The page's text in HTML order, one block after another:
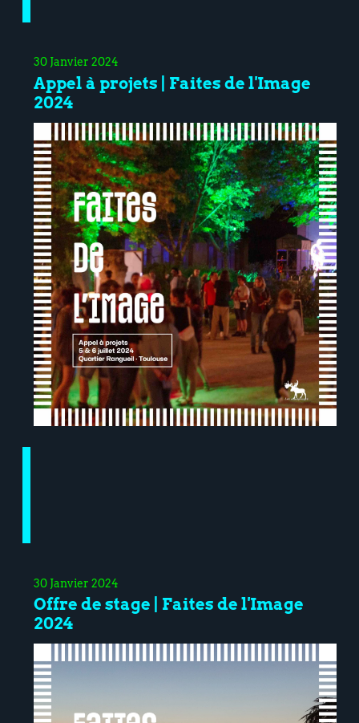
30 Janvier 2024
Appel à projets | Faites de l'Image
2024
30 Janvier 2024
Offre de stage | Faites de l'Image
2024